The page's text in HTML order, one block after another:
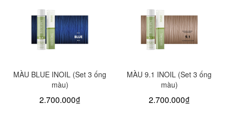
MÀU BLUE INOIL (Set 3 ống
màu)
2.700.000₫
MÀU 9.1 INOIL (Set 3 ống
màu)
2.700.000₫